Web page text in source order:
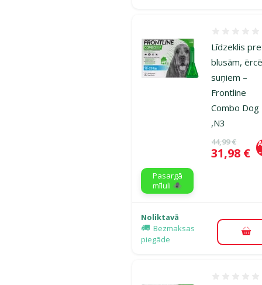
Līdzeklis
blusām,
suņiem –
Frontline
Combo Dog
,N3
Oriģinālā
44,99 €
Cena
31,98 €
Pasargā
mīluli 🕷️
Noliktavā
Bezmaksas
piegāde